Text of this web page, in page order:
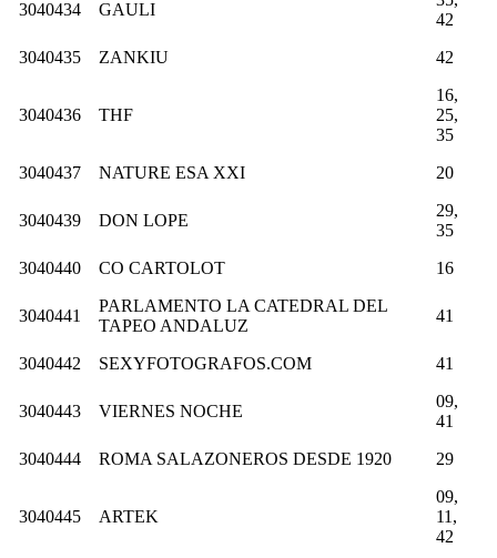
3040434 GAULI
42
3040435
ZANKIU 42
3040436 THF
16,
25,
35
3040437
NATURE ESA XXI 20
3040439 DON LOPE
29,
35
3040440
CO CARTOLOT 16
3040441
PARLAMENTO LA CATEDRAL DEL
TAPEO ANDALUZ
41
3040442 SEXYFOTOGRAFOS.COM 41
3040443 VIERNES NOCHE
09,
41
3040444
ROMA SALAZONEROS DESDE 1920 29
3040445 ARTEK
09,
11,
42